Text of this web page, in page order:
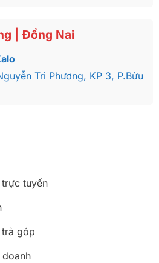
| Đồng Nai
Tri Phương, KP 3, P.Bửu
tuyến
góp